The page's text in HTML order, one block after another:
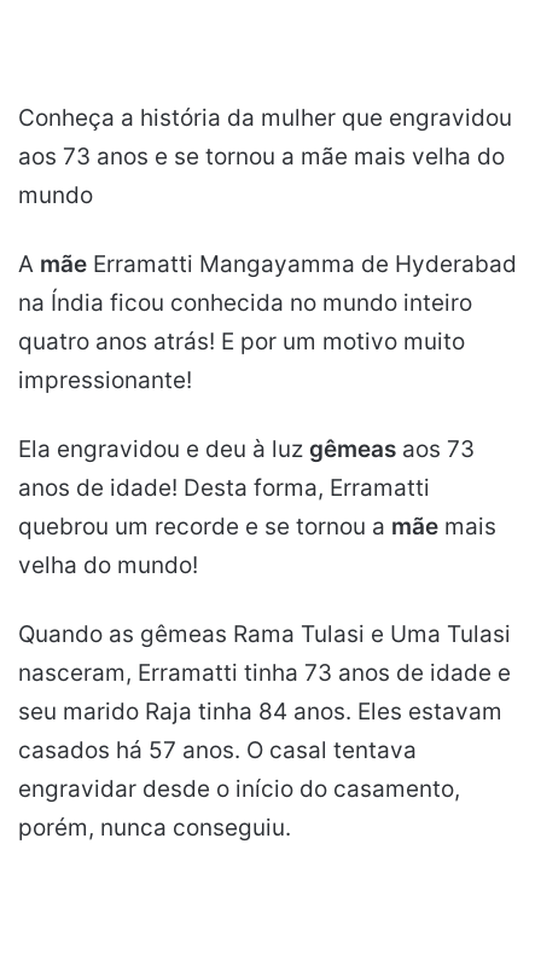
Conheça a história da mulher que engravidou
aos 73 anos e se tornou a mãe mais velha do
mundo
A mãe Erramatti Mangayamma de Hyderabad
na Índia ficou conhecida no mundo inteiro
quatro anos atrás! E por um motivo muito
impressionante!
Ela engravidou e deu à luz gêmeas aos 73
anos de idade! Desta forma, Erramatti
quebrou um recorde e se tornou a mãe mais
velha do mundo!
Quando as gêmeas Rama Tulasi e Uma Tulasi
nasceram, Erramatti tinha 73 anos de idade e
seu marido Raja tinha 84 anos. Eles estavam
casados há 57 anos. O casal tentava
engravidar desde o início do casamento,
porém, nunca conseguiu.